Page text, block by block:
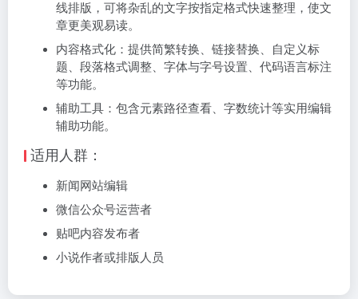
线排版，可将杂乱的文字按指定格式快速整理，使文
章更美观易读。
‌内容格式化‌：提供简繁转换、链接替换、自定义标
题、段落格式调整、字体与字号设置、代码语言标注
等功能。
‌辅助工具‌：包含元素路径查看、字数统计等实用编辑
辅助功能。
‌适用人群‌：
新闻网站编辑
微信公众号运营者
贴吧内容发布者
小说作者或排版人员